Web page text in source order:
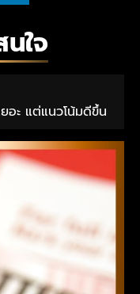
ใจ
อะ แต่แนวโน้มดีขึ้น